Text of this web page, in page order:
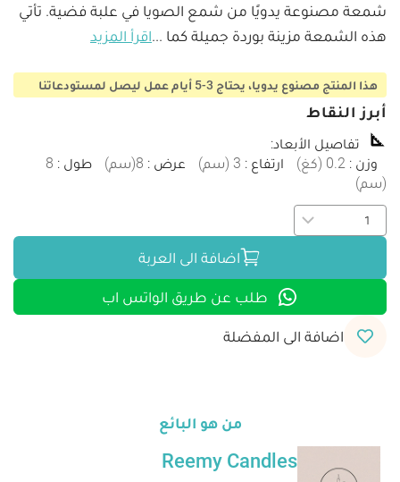
شمعة مصنوعة يدويًا من شمع الصويا في علبة فضية. تأتي
هذه الشمعة مزينة بوردة جميلة كما ...اقرأ المزيد
هذا المنتج مصنوع يدويا، يحتاج 3-5 أيام عمل ليصل لمستودعاتنا
أبرز النقاط
تفاصيل الأبعاد:
وزن :
0.2
(كغ) ارتفاع :
3
(سم) عرض :
8
(سم) طول :
8
(سم)
اضافة الى العربة
طلب عن طريق الواتس اب
اضافة الى المفضلة
من هو البائع
Reemy Candles